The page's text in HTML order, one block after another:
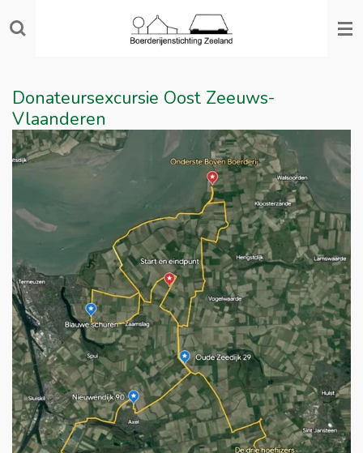
Ga
direct
hoofdinhoud
Donateursexcursie Oost Zeeuws-
Vlaanderen